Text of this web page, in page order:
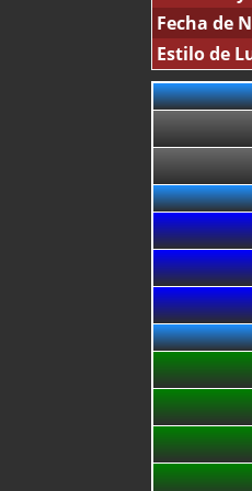
Fecha de
Estilo de